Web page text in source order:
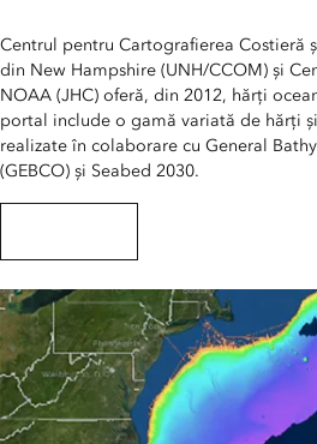
Centrul pentru Cartografierea Costieră
din New Hampshire (UNH/CCOM) și
NOAA (JHC) oferă, din 2012, hărți
portal include o gamă variată de hărți
realizate în colaborare cu General
(GEBCO) și Seabed 2030.